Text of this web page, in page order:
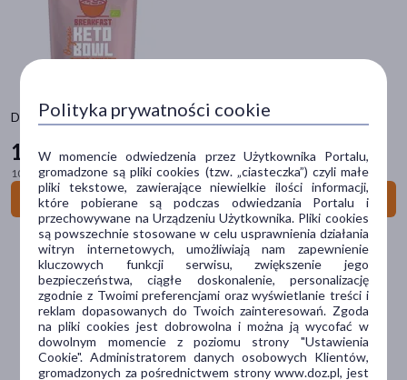
Diet-Food, Bio Keto Bowl Tiger Attack, 200 g
14 69 zł
100 g = 7,35 zł
Do koszyka
dla dzieci(4)
dla młodzieży
Środki spożywcze(52)
Postać
owsianka/musli/granola(46)
płatki(4)
ziarna(1)
Główne składniki
kokos(16)
daktyle(10)
Polityka prywatności cookie
W momencie odwiedzenia przez Użytkownika Portalu,
gromadzone są pliki cookies (tzw. „ciasteczka”) czyli małe
pliki tekstowe, zawierające niewielkie ilości informacji,
które pobierane są podczas odwiedzania Portalu i
przechowywane na Urządzeniu Użytkownika. Pliki cookies
są powszechnie stosowane w celu usprawnienia działania
witryn internetowych, umożliwiają nam zapewnienie
kluczowych funkcji serwisu, zwiększenie jego
bezpieczeństwa, ciągłe doskonalenie, personalizację
zgodnie z Twoimi preferencjami oraz wyświetlanie treści i
reklam dopasowanych do Twoich zainteresowań. Zgoda
na pliki cookies jest dobrowolna i można ją wycofać w
dowolnym momencie z poziomu strony "Ustawienia
Cookie". Administratorem danych osobowych Klientów,
gromadzonych za pośrednictwem strony www.doz.pl, jest